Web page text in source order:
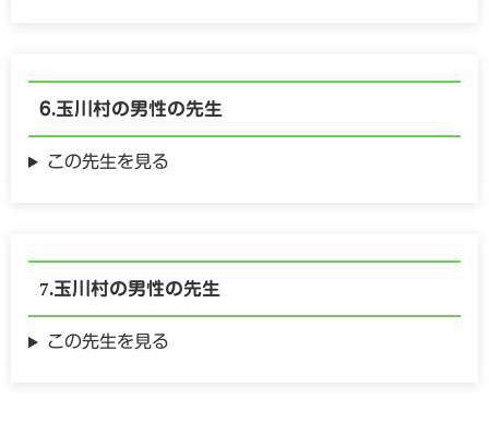
玉川村の男性の先生
この先生を見る
玉川村の男性の先生
この先生を見る